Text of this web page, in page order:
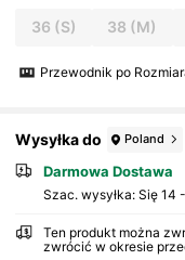
36 (S) 38 (M)
Przewodnik po
Wysyłka do Poland
Darmowa Dostawa
Szac. wysyłka: Się 14
Ten produkt można
zwrócić w okresie